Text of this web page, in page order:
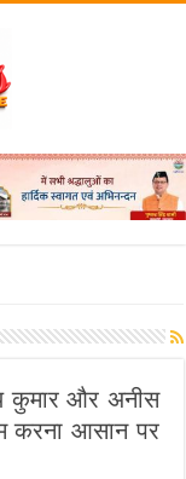
कुमार और अनीस
करना आसान पर